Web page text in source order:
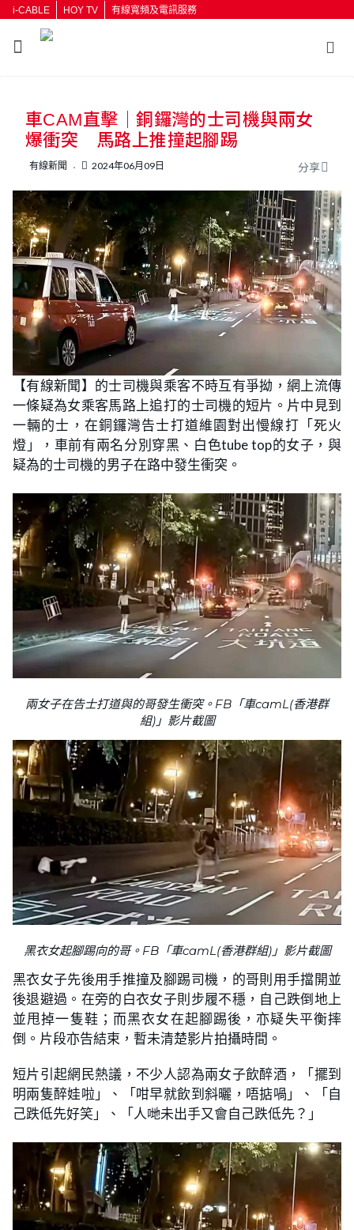
i-CABLE HOY TV 有線寬頻及電訊服務
按輸入鍵開始搜尋
車CAM直擊｜銅鑼灣的士司機與兩女
爆衝突 馬路上推撞起腳踢
有線新聞 2024年06月09日 分享
【有線新聞】的士司機與乘客不時互有爭拗，網上流傳
一條疑為女乘客馬路上追打的士司機的短片。片中見到
一輛的士，在銅鑼灣告士打道維園對出慢線打「死火
燈」，車前有兩名分別穿黑、白色tube top的女子，與
疑為的士司機的男子在路中發生衝突。
兩女子在告士打道與的哥發生衝突。FB「車camL(香港群
組)」影片截圖
黑衣女起腳踢向的哥。FB「車camL(香港群組)」影片截圖
黑衣女子先後用手推撞及腳踢司機，的哥則用手擋開並
後退避過。在旁的白衣女子則步履不穩，自己跌倒地上
並甩掉一隻鞋；而黑衣女在起腳踢後，亦疑失平衡摔
倒。片段亦告結束，暫未清楚影片拍攝時間。
短片引起網民熱議，不少人認為兩女子飲醉酒，「擺到
明兩隻醉娃啦」、「咁早就飲到斜曬，唔掂喎」、「自
己跌低先好笑」、「人哋未出手又會自己跌低先？」